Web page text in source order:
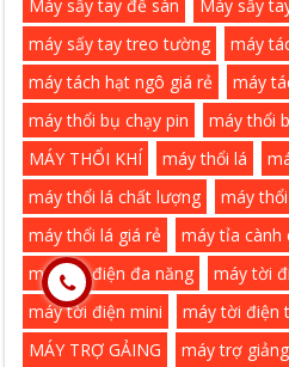
Máy sấy tay để sàn
Máy sấy
máy sấy tay treo tường
máy
máy tách hạt ngô giá rẻ
máy
máy thổi bụ chạy pin
máy thổi
MÁY THỔI KHÍ
máy thổi lá
máy thổi lá chất lượng
máy
máy thổi lá giá rẻ
máy tỉa cành
máy tời điện đa năng
máy tời
máy tời điện mini
máy tời điện
MÁY TRỢ GẢING
máy trợ giảng